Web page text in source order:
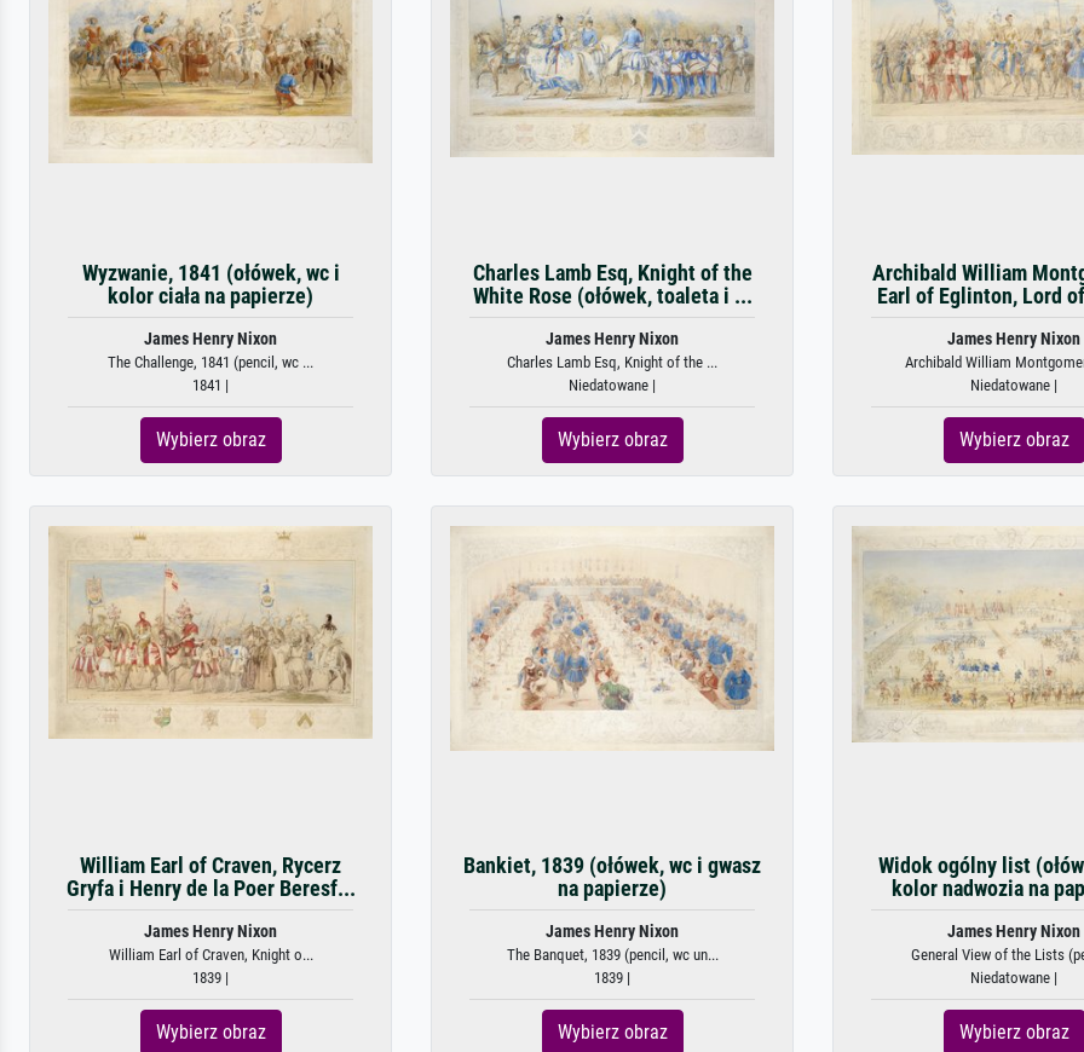
Wyzwanie, 1841 (ołówek, wc i
kolor ciała na papierze)
James Henry Nixon
The Challenge, 1841 (pencil, wc ...
1841 |
Wybierz obraz
Charles Lamb Esq, Knight of the
White Rose (ołówek, toaleta i ...
James Henry Nixon
Charles Lamb Esq, Knight of the ...
Niedatowane |
Wybierz obraz
Archibald William
Earl of Eglinton, Lord
James Henry Nixon
Archibald William
Niedatowane |
Wybierz obraz
William Earl of Craven, Rycerz
Gryfa i Henry de la Poer Beresf...
James Henry Nixon
William Earl of Craven, Knight o...
1839 |
Wybierz obraz
Bankiet, 1839 (ołówek, wc i gwasz
na papierze)
James Henry Nixon
The Banquet, 1839 (pencil, wc un...
1839 |
Wybierz obraz
Widok ogólny list
kolor nadwozia na
James Henry Nixon
General View of the Lists
Niedatowane |
Wybierz obraz